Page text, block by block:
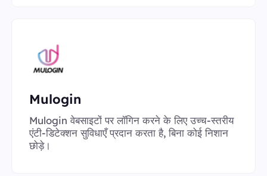
Mulogin
Mulogin वेबसाइटों पर लॉगिन करने के लिए उच्च-स्तरीय
एंटी-डिटेक्शन सुविधाएँ प्रदान करता है, बिना कोई निशान
छोड़े।